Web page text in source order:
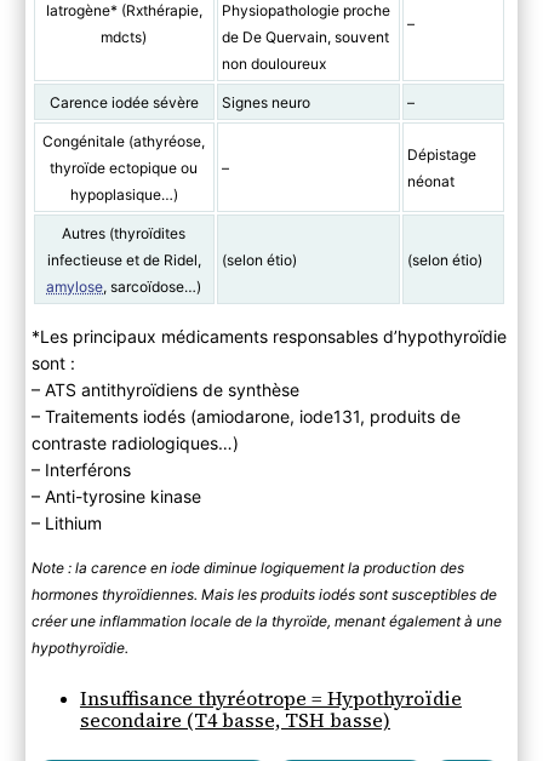
Iatrogène* (Rxthérapie,
mdcts)
Physiopathologie proche
de De Quervain, souvent
non douloureux
–
Carence iodée sévère Signes neuro –
Congénitale (athyréose,
thyroïde ectopique ou
hypoplasique…)
–
Dépistage
néonat
Autres (thyroïdites
infectieuse et de Ridel,
amylose, sarcoïdose…)
(selon étio) (selon étio)
*Les principaux médicaments responsables d’hypothyroïdie
sont :
– ATS antithyroïdiens de synthèse
– Traitements iodés (amiodarone, iode131, produits de
contraste radiologiques…)
– Interférons
– Anti-tyrosine kinase
– Lithium
Note : la carence en iode diminue logiquement la production des
hormones thyroïdiennes. Mais les produits iodés sont susceptibles de
créer une inflammation locale de la thyroïde, menant également à une
hypothyroïdie.
Insuffisance thyréotrope = Hypothyroïdie
secondaire (T4 basse, TSH basse)